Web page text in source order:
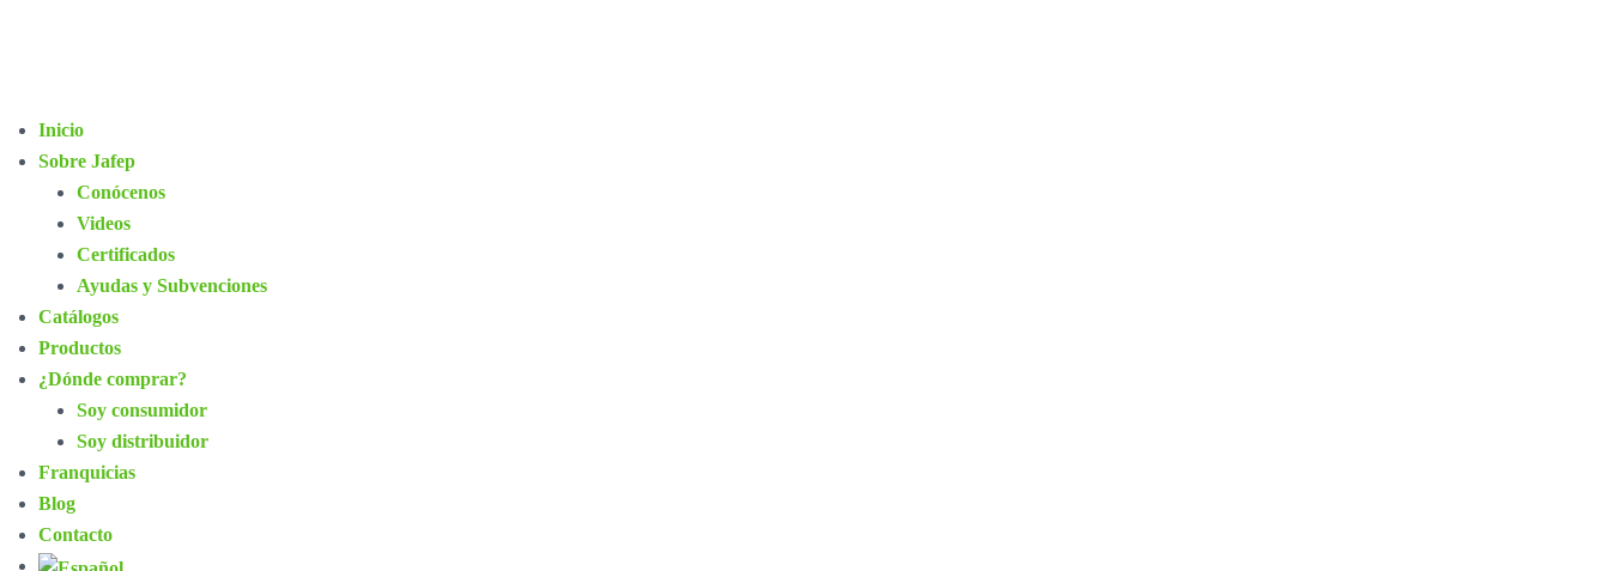
Inicio
Sobre Jafep
Conócenos
Videos
Certificados
Ayudas y Subvenciones
Catálogos
Productos
¿Dónde comprar?
Soy consumidor
Soy distribuidor
Franquicias
Blog
Contacto